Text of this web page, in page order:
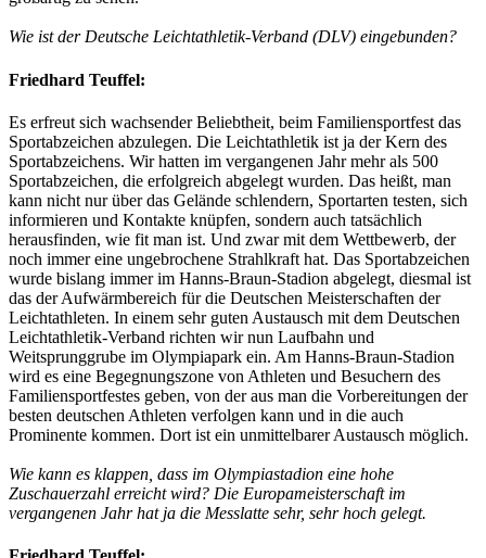
Wie ist der Deutsche Leichtathletik-Verband (DLV) eingebunden?
Friedhard Teuffel:
Es erfreut sich wachsender Beliebtheit, beim Familiensportfest das
Sportabzeichen abzulegen. Die Leichtathletik ist ja der Kern des
Sportabzeichens. Wir hatten im vergangenen Jahr mehr als 500
Sportabzeichen, die erfolgreich abgelegt wurden. Das heißt, man
kann nicht nur über das Gelände schlendern, Sportarten testen, sich
informieren und Kontakte knüpfen, sondern auch tatsächlich
herausfinden, wie fit man ist. Und zwar mit dem Wettbewerb, der
noch immer eine ungebrochene Strahlkraft hat. Das Sportabzeichen
wurde bislang immer im Hanns-Braun-Stadion abgelegt, diesmal ist
das der Aufwärmbereich für die Deutschen Meisterschaften der
Leichtathleten. In einem sehr guten Austausch mit dem Deutschen
Leichtathletik-Verband richten wir nun Laufbahn und
Weitsprunggrube im Olympiapark ein. Am Hanns-Braun-Stadion
wird es eine Begegnungszone von Athleten und Besuchern des
Familiensportfestes geben, von der aus man die Vorbereitungen der
besten deutschen Athleten verfolgen kann und in die auch
Prominente kommen. Dort ist ein unmittelbarer Austausch möglich.
Wie kann es klappen, dass im Olympiastadion eine hohe
Zuschauerzahl erreicht wird? Die Europameisterschaft im
vergangenen Jahr hat ja die Messlatte sehr, sehr hoch gelegt.